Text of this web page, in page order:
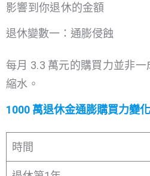
影響到你退休的金額
退休變數一：通膨侵蝕
每月 3.3 萬元的購買力並非
縮水。
1000 萬退休金通膨購買力變
時間